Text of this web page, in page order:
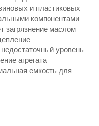
и пластиковых
компонентами
загрязнение маслом
уровень
агрегата
емкость для